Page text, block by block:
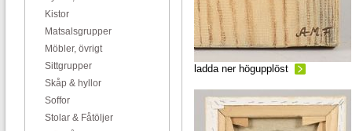
Kistor
Matsalsgrupper
Möbler, övrigt
Sittgrupper
Skåp & hyllor
Soffor
Stolar & Fåtöljer
ladda ner högupplöst